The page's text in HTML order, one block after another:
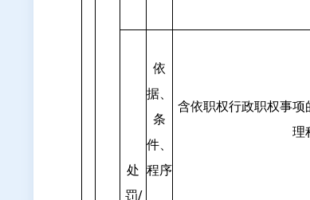
处
罚/
依
据、
条
件、
程序
含依职权行政职权事
理